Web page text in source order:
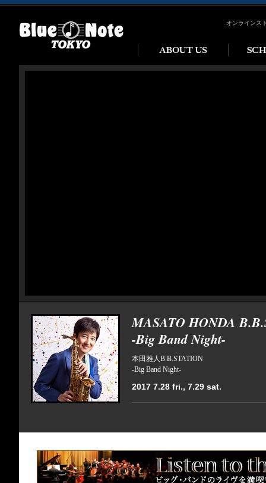
オンラインス
MASATO HONDA
-Big Band Night-
本田雅人B.B.STATION
-Big Band Night-
2017 7.28 fri., 7.29 sat.